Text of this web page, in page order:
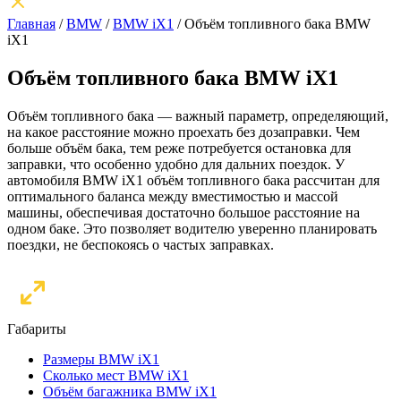
Главная /BMW /BMW iX1 / Объём топливного бака BMW
iX1
Объём топливного бака BMW iX1
Объём топливного бака — важный параметр, определяющий,
на какое расстояние можно проехать без дозаправки. Чем
больше объём бака, тем реже потребуется остановка для
заправки, что особенно удобно для дальних поездок. У
автомобиля BMW iX1 объём топливного бака рассчитан для
оптимального баланса между вместимостью и массой
машины, обеспечивая достаточно большое расстояние на
одном баке. Это позволяет водителю уверенно планировать
поездки, не беспокоясь о частых заправках.
Габариты
Размеры BMW iX1
Сколько мест BMW iX1
Объём багажника BMW iX1